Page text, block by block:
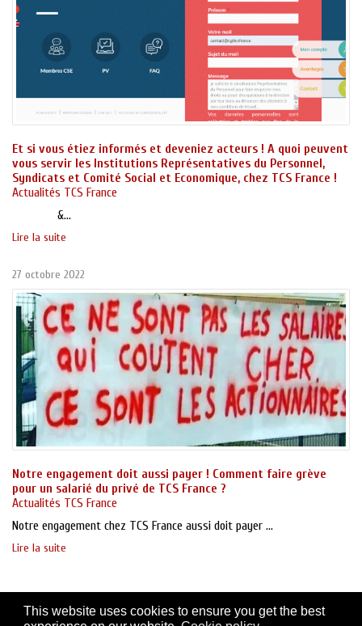
This website uses cookies to ensure you get the best
Et si vous étiez informés et deveniez acteurs ! A quoi peuvent
vous servir les Institutions Représentatives du Personnel,
Syndicats et Comité Social et Economique, chez TCS France !
Actualités TCS France
&...
Lire la suite
27 octobre 2022
Notre engagement doit aussi payer ! Comment faire grève
pour un salarié du privé de TCS France ?
Actualités TCS France
Notre engagement chez TCS France aussi doit payer ...
Lire la suite